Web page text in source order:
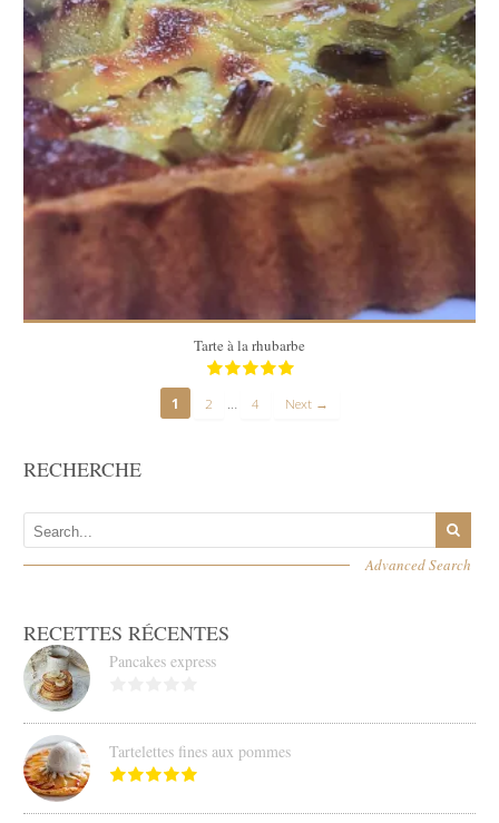
6 personnes
35 Min
Tarte à la rhubarbe
1 2 … 4 Next →
RECHERCHE
Advanced Search
RECETTES RÉCENTES
Pancakes express
Tartelettes fines aux pommes